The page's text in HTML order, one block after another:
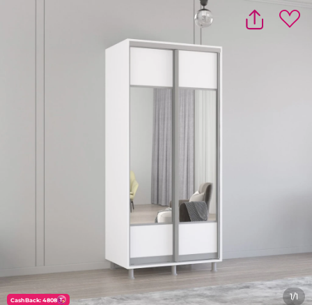
CashBack: 4808 1/1